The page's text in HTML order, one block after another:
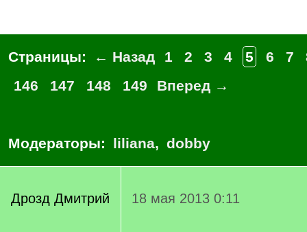
Страницы: ← Назад 1 2 3 4 5 6 7
146
147 148 149 Вперед →
Модераторы: liliana, dobby
Дрозд Дмитрий 18 мая 2013 0:11